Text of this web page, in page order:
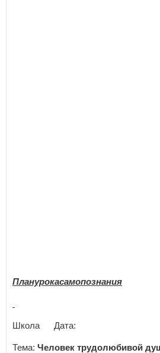
Планурокасамопознания
Школа Дата:
Тема: Человек трудолюбивой